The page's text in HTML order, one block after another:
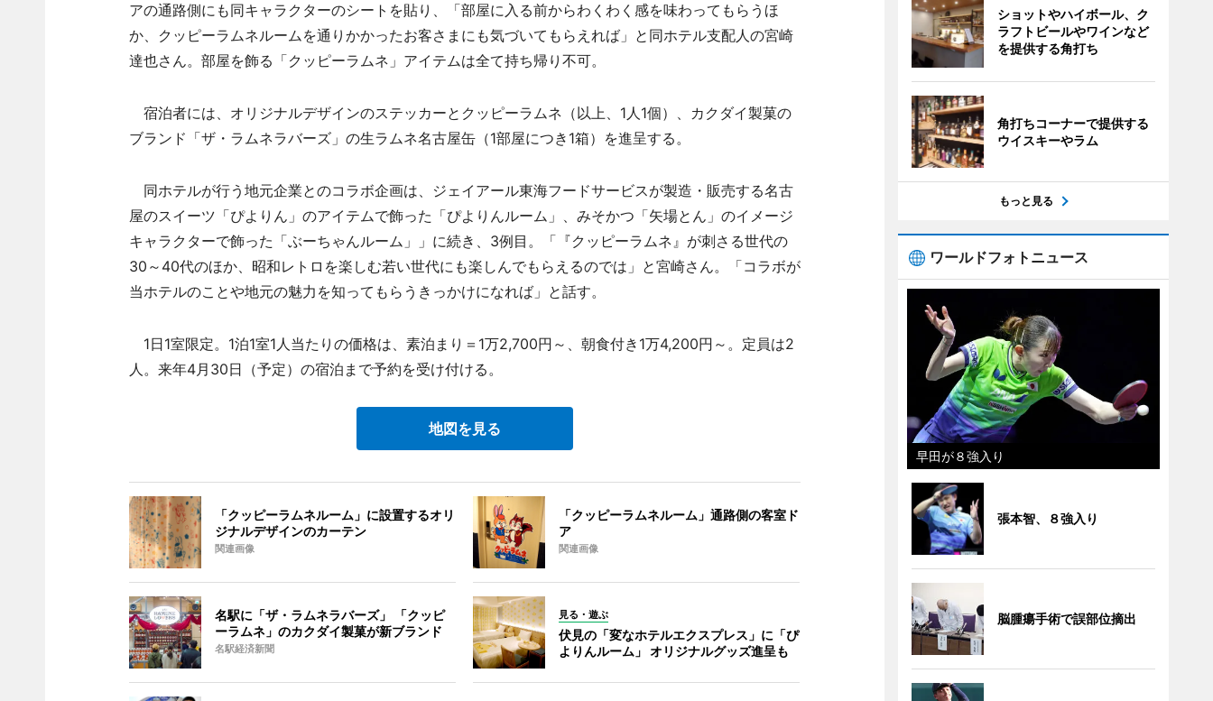
アの通路側にも同キャラクターのシートを貼り、「部屋に入る前からわくわく感を味わってもらうほ
か、クッピーラムネルームを通りかかったお客さまにも気づいてもらえれば」と同ホテル支配人の宮崎
達也さん。部屋を飾る「クッピーラムネ」アイテムは全て持ち帰り不可。
宿泊者には、オリジナルデザインのステッカーとクッピーラムネ（以上、1人1個）、カクダイ製菓の
ブランド「ザ・ラムネラバーズ」の生ラムネ名古屋缶（1部屋につき1箱）を進呈する。
同ホテルが行う地元企業とのコラボ企画は、ジェイアール東海フードサービスが製造・販売する名古
屋のスイーツ「ぴよりん」のアイテムで飾った「ぴよりんルーム」、みそかつ「矢場とん」のイメージ
キャラクターで飾った「ぶーちゃんルーム」」に続き、3例目。「『クッピーラムネ』が刺さる世代の
30～40代のほか、昭和レトロを楽しむ若い世代にも楽しんでもらえるのでは」と宮崎さん。「コラボが
当ホテルのことや地元の魅力を知ってもらうきっかけになれば」と話す。
1日1室限定。1泊1室1人当たりの価格は、素泊まり＝1万2,700円～、朝食付き1万4,200円～。定員は2
人。来年4月30日（予定）の宿泊まで予約を受け付ける。
地図を見る
「クッピーラムネルーム」に設置するオリ
ジナルデザインのカーテン
関連画像
「クッピーラムネルーム」通路側の客室ド
ア
関連画像
名駅に「ザ・ラムネラバーズ」 「クッピ
ーラムネ」のカクダイ製菓が新ブランド
名駅経済新聞
見る・遊ぶ
伏見の「変なホテルエクスプレス」に「ぴ
よりんルーム」 オリジナルグッズ進呈も
ショットやハイボール、ク
ラフトビールやワインなど
を提供する角打ち
角打ちコーナーで提供する
ウイスキーやラム
もっと見る
ワールドフォトニュース
早田が８強入り
張本智、８強入り
脳腫瘍手術で誤部位摘出